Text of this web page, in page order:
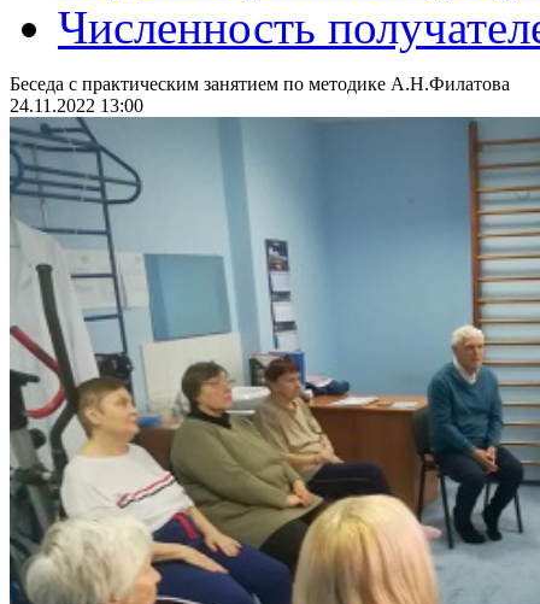
Численность
Беседа с практическим занятием по методике А.Н.Филатова
24.11.2022 13:00